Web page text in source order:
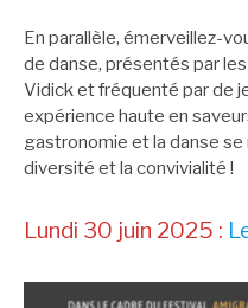
En parallèle, émerveillez-
de danse, présentés par
Vidick et fréquenté par de
expérience haute en
gastronomie et la danse
diversité et la convivialité !
Lundi 30 juin 2025 :